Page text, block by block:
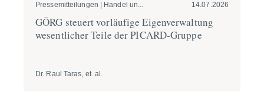
Pressemitteilungen | Handel un... 14.07.2026
GÖRG steuert vorläufige Eigen­ver­waltung
wesent­licher Teile der PICARD-Gruppe
Dr. Raul Taras, et. al.